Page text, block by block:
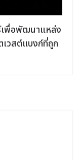
เพื่อพัฒนาแหล่ง
เวสต์แบงก์ที่ถูก